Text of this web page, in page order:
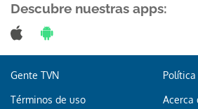
Descubre nuestras apps:
Gente TVN
Términos de uso Acerca